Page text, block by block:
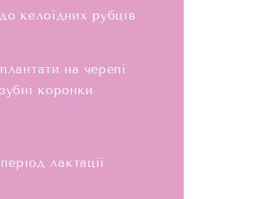
келоїдних рубців
на черепі
коронки
лактації